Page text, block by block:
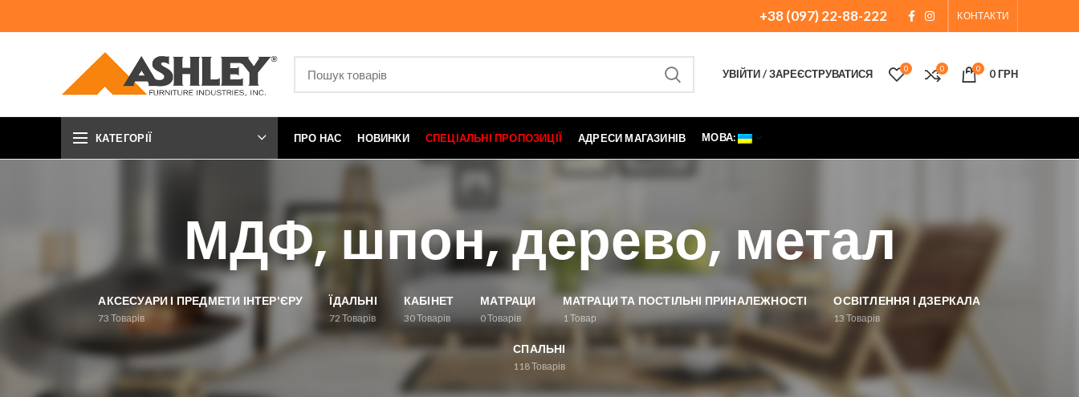
+38 (097) 22-88-222 КОНТАКТИ
УВІЙТИ / ЗАРЕЄСТРУВАТИСЯ 0 0 0 0ГРН
КАТЕГОРІЇ ПРО НАС НОВИНКИ СПЕЦІАЛЬНІ ПРОПОЗИЦІЇ АДРЕСИ МАГАЗИНІВ МОВА:
МДФ, шпон, дерево, метал
АКСЕСУАРИ І ПРЕДМЕТИ ІНТЕР'ЄРУ
73 Товарів
ЇДАЛЬНІ
72 Товарів
КАБІНЕТ
30Товарів
МАТРАЦИ
0Товарів
МАТРАЦИ ТА ПОСТІЛЬНІ ПРИНАЛЕЖНОСТІ
1Товар
ОСВІТЛЕННЯ І ДЗЕРКАЛА
13 Товарів
СПАЛЬНІ
118Товарів